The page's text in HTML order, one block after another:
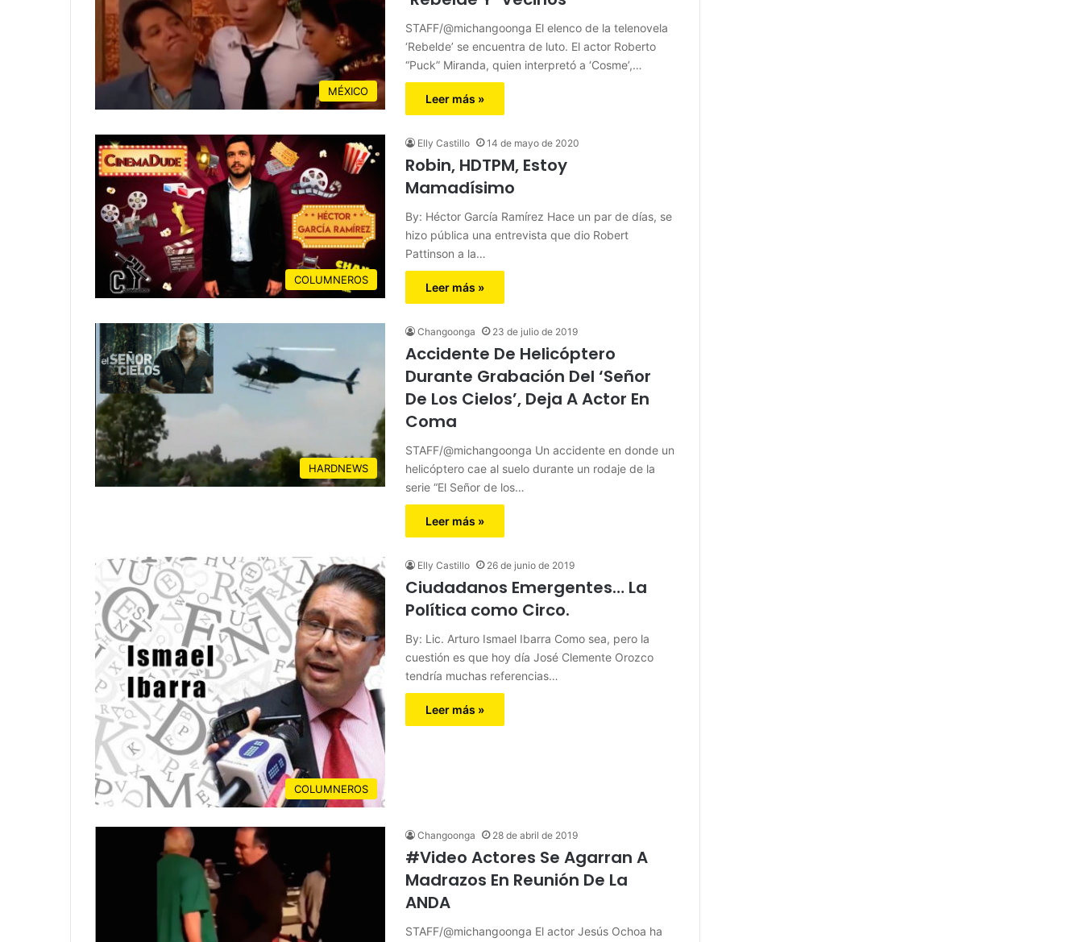
MÉXICO
STAFF/@michangoonga El elenco de la telenovela
‘Rebelde’ se encuentra de luto. El actor Roberto
“Puck” Miranda, quien interpretó a ‘Cosme’,…
Leer más »
COLUMNEROS
Elly Castillo 14 de mayo de 2020
Robin, HDTPM, Estoy
Mamadísimo
By: Héctor García Ramírez Hace un par de días, se
hizo pública una entrevista que dio Robert
Pattinson a la…
Leer más »
HARDNEWS
Changoonga 23 de julio de 2019
Accidente De Helicóptero
Durante Grabación Del ‘Señor
De Los Cielos’, Deja A Actor En
Coma
STAFF/@michangoonga Un accidente en donde un
helicóptero cae al suelo durante un rodaje de la
serie “El Señor de los…
Leer más »
COLUMNEROS
Elly Castillo 26 de junio de 2019
Ciudadanos Emergentes… La
Política como Circo.
By: Lic. Arturo Ismael Ibarra Como sea, pero la
cuestión es que hoy día José Clemente Orozco
tendría muchas referencias…
Leer más »
Changoonga 28 de abril de 2019
#Video Actores Se Agarran A
Madrazos En Reunión De La
ANDA
STAFF/@michangoonga El actor Jesús Ochoa ha